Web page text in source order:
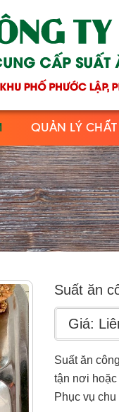
QUẢN LÝ
Suất ăn
Giá:
Suất ăn
tận nơi hoặc
Phục vụ